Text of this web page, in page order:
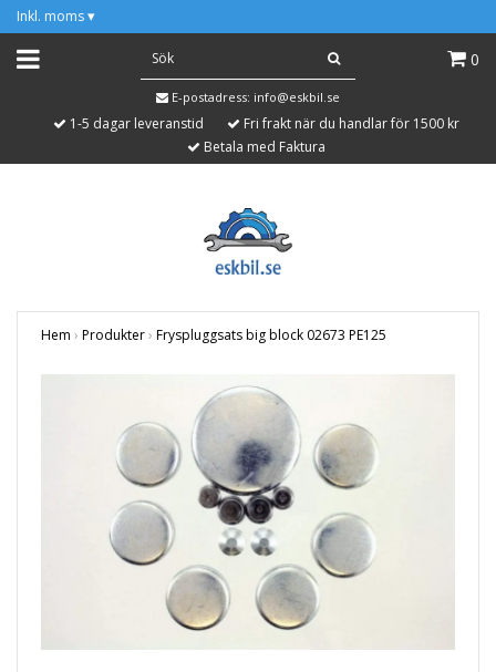
Inkl. moms ▾
0
E-postadress: info@eskbil.se
1-5 dagar leveranstid
Fri frakt när du handlar för 1500 kr
Betala med Faktura
Hem › Produkter› Fryspluggsats big block 02673 PE125